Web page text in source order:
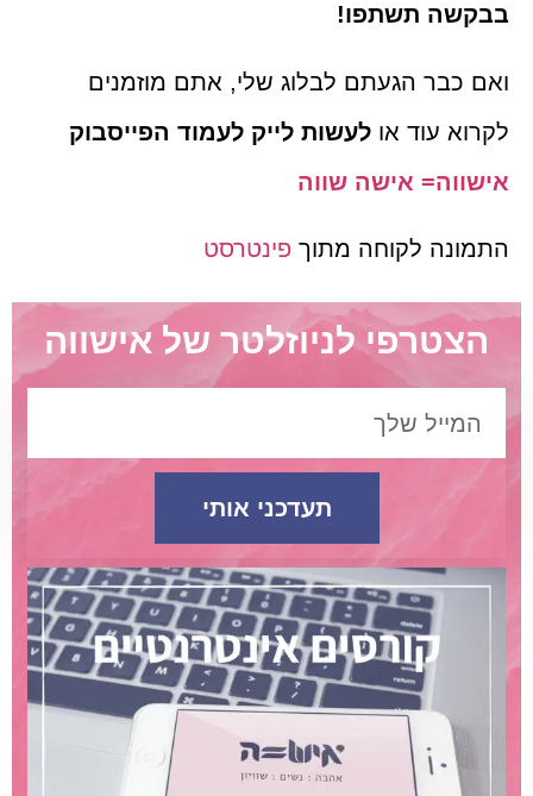
תשתפו!
הגעתם לבלוג שלי, אתם מוזמנים
עוד או לעשות לייק לעמוד הפייסבוק
אישה שווה
לקוחה מתוךפינטרסט
לניוזלטר של אישווה
תעדכני אותי